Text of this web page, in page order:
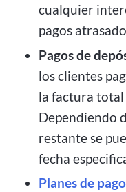
cualquier
pagos
Pagos de
los clientes
la factura
Dependiendo
restante se
fecha
Planes de